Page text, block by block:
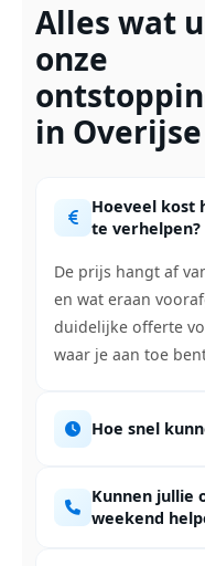
Alles wat
onze
in Overijse
Hoeveel kost
te verhelpen?
De prijs hangt af
en wat eraan
duidelijke offerte
waar je aan toe
Hoe snel
Kunnen jullie
weekend